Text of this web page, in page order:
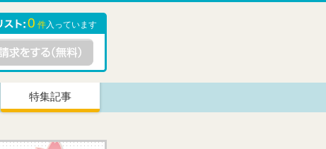
0 件入っています
特集記事